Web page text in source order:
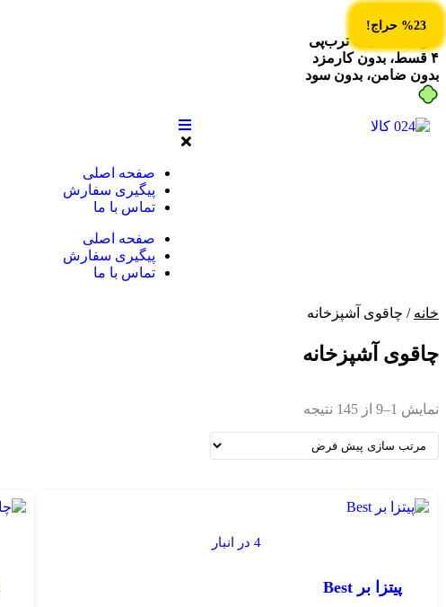
خرید قسطی با ترب‌پی
۴ قسط، بدون کارمزد
بدون ضامن، بدون سود
صفحه اصلی
پیگیری سفارش
تماس با ما
صفحه اصلی
پیگیری سفارش
تماس با ما
خانه / چاقوی آشپزخانه
چاقوی آشپزخانه
نمایش 1–9 از 145 نتیجه
%18 حراج!
4 در انبار
پیتزا بر Best
%26 حراج!
%30 حراج!
%31 حراج!
%26 حراج!
%32 حراج!
%27 حراج!
%23 حراج!
%23 حراج!